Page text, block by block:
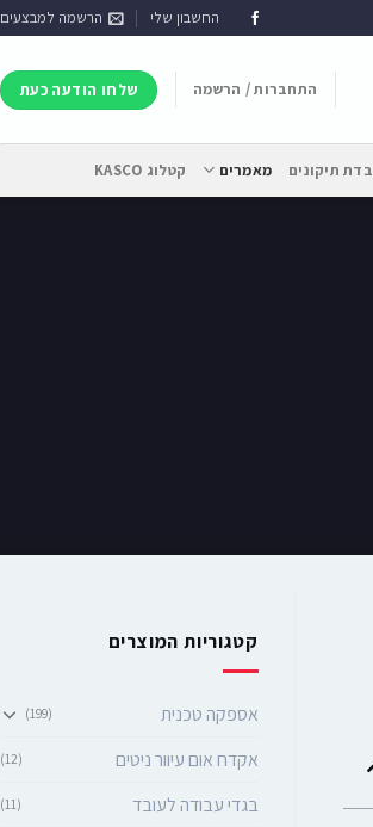
החשבון שלי הרשמה למבצעים
התחברות / הרשמה שלחו הודעה כעת
תיקונים מאמרים קטלוג KASCO
קטגוריות המוצרים
אספקה טכנית (199)
אקדח אום עיוור ניטים (12)
בגדי עבודה לעובד (11)